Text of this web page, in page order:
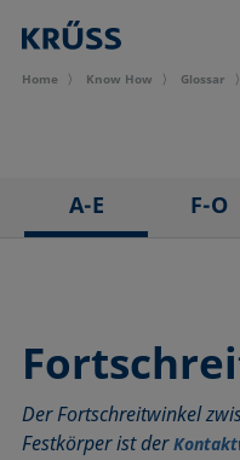
Home Know How Glossar
A-E
Adhäsionsarbeit
Adsorptionskoeffizient
ASTM D 971
F-O
Fowkes-Methode
Freie Oberflächenenergie
Grenzflächenrheologie,
Grenzflächenspannung
Polynommethode
Rauheit
Ringabrissmethode
Überschusskonzentration
Tropfenkonturanalyse
Washburn-Methode
Weber-Zahl
Der Fortschreitwinkel
Festkörper ist der